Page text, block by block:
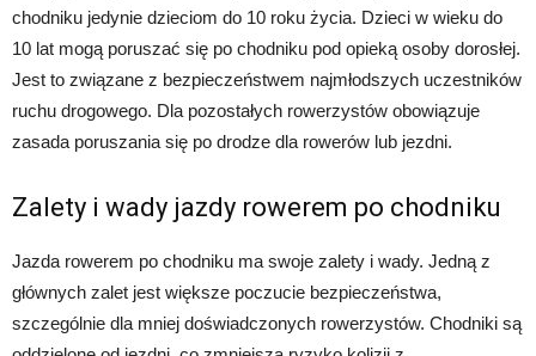
chodniku jedynie dzieciom do 10 roku życia. Dzieci w wieku do
10 lat mogą poruszać się po chodniku pod opieką osoby dorosłej.
Jest to związane z bezpieczeństwem najmłodszych uczestników
ruchu drogowego. Dla pozostałych rowerzystów obowiązuje
zasada poruszania się po drodze dla rowerów lub jezdni.
Zalety i wady jazdy rowerem po chodniku
Jazda rowerem po chodniku ma swoje zalety i wady. Jedną z
głównych zalet jest większe poczucie bezpieczeństwa,
szczególnie dla mniej doświadczonych rowerzystów. Chodniki są